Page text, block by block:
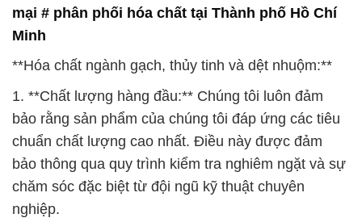
mại # phân phối hóa chất tại Thành phố Hồ Chí
Minh
**Hóa chất ngành gạch, thủy tinh và dệt nhuộm:**
1. **Chất lượng hàng đầu:** Chúng tôi luôn đảm
bảo rằng sản phẩm của chúng tôi đáp ứng các tiêu
chuẩn chất lượng cao nhất. Điều này được đảm
bảo thông qua quy trình kiểm tra nghiêm ngặt và sự
chăm sóc đặc biệt từ đội ngũ kỹ thuật chuyên
nghiệp.